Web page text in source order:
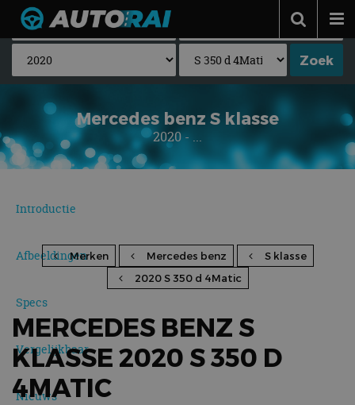
Autonieuws
Podcast
Autotests
Automerken
Adverteren
Contact
Mercedes benz S klasse
2020 - ...
Introductie
Afbeeldingen
Specs
Vergelijkbaar
Nieuws
Merken Mercedes benz
S klasse
2020 S 350 d 4Matic
MERCEDES BENZ S
KLASSE 2020 S 350 D
4MATIC